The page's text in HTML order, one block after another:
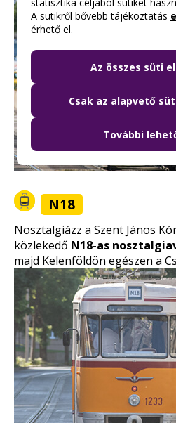
N18
Nosztalgiázz a Szent János
közlekedő N18-as
majd Kelenföldön egészen a
A sütikről bővebb tájékoztatás
érhető el.
Az összes süti
Csak az alapvető
További